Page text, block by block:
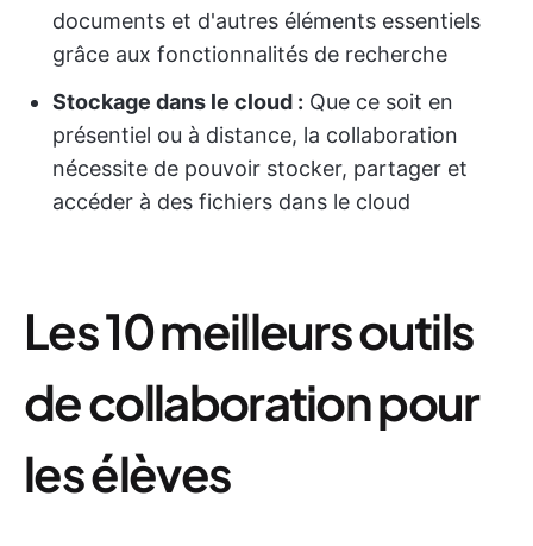
documents et d'autres éléments essentiels
grâce aux fonctionnalités de recherche
Stockage dans le cloud : Que ce soit en
présentiel ou à distance, la collaboration
nécessite de pouvoir stocker, partager et
accéder à des fichiers dans le cloud
Les 10 meilleurs outils
de collaboration pour
les élèves